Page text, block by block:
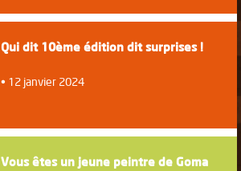
Qui dit 10ème édition dit surprises !
12 janvier 2024
Vous êtes un jeune peintre de Goma